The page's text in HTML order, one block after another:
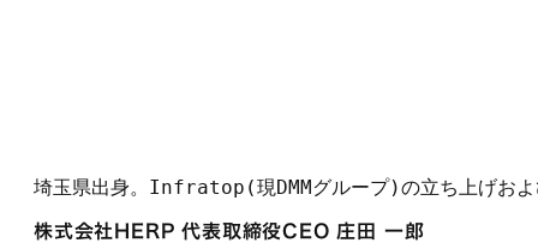
埼玉県出身。Infratop(現DMMグループ)の立ち上げおよ
株式会社HERP 代表取締役CEO 庄田 一郎